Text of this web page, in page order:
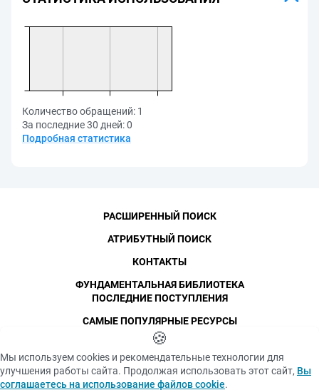
Количество обращений: 1
За последние 30 дней:0
Подробная статистика
СПбПУ, 1996-2026
Авторские права и персональные данные
Фотографии размещены с согласия
изображённых лиц в соответствии
Политика конфиденциальности
РАСШИРЕННЫЙ ПОИСК
АТРИБУТНЫЙ ПОИСК
КОНТАКТЫ
ФУНДАМЕНТАЛЬНАЯ БИБЛИОТЕКА
ПОСЛЕДНИЕ ПОСТУПЛЕНИЯ
САМЫЕ ПОПУЛЯРНЫЕ РЕСУРСЫ
🍪
Мы используем cookies и рекомендательные технологии для
улучшения работы сайта. Продолжая использовать этот сайт, Вы
соглашаетесь на использование файлов cookie.